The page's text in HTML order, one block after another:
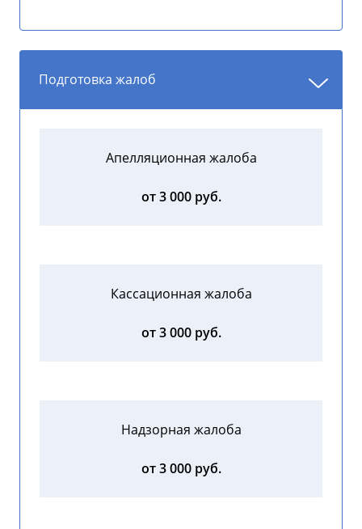
Подготовка жалоб
Апелляционная жалоба
от 3 000 руб.
Кассационная жалоба
от 3 000 руб.
Надзорная жалоба
от 3 000 руб.